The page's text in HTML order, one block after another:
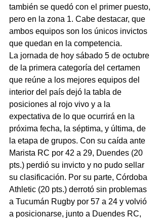
también se quedó con el primer puesto,
pero en la zona 1. Cabe destacar, que
ambos equipos son los únicos invictos
que quedan en la competencia.
La jornada de hoy sábado 5 de octubre
de la primera categoría del certamen
que reúne a los mejores equipos del
interior del país dejó la tabla de
posiciones al rojo vivo y a la
expectativa de lo que ocurrirá en la
próxima fecha, la séptima, y última, de
la etapa de grupos. Con su caída ante
Marista RC por 42 a 29, Duendes (20
pts.) perdió su invicto y no pudo sellar
su clasificación. Por su parte, Córdoba
Athletic (20 pts.) derrotó sin problemas
a Tucumán Rugby por 57 a 24 y volvió
a posicionarse, junto a Duendes RC,